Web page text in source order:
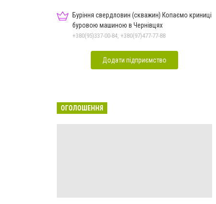
Буріння свердловин (скважин) Копаємо криниці
буровою машиною в Чернівцях
+380(95)337-00-84, +380(97)477-77-88
Додати підприємство
ОГОЛОШЕННЯ